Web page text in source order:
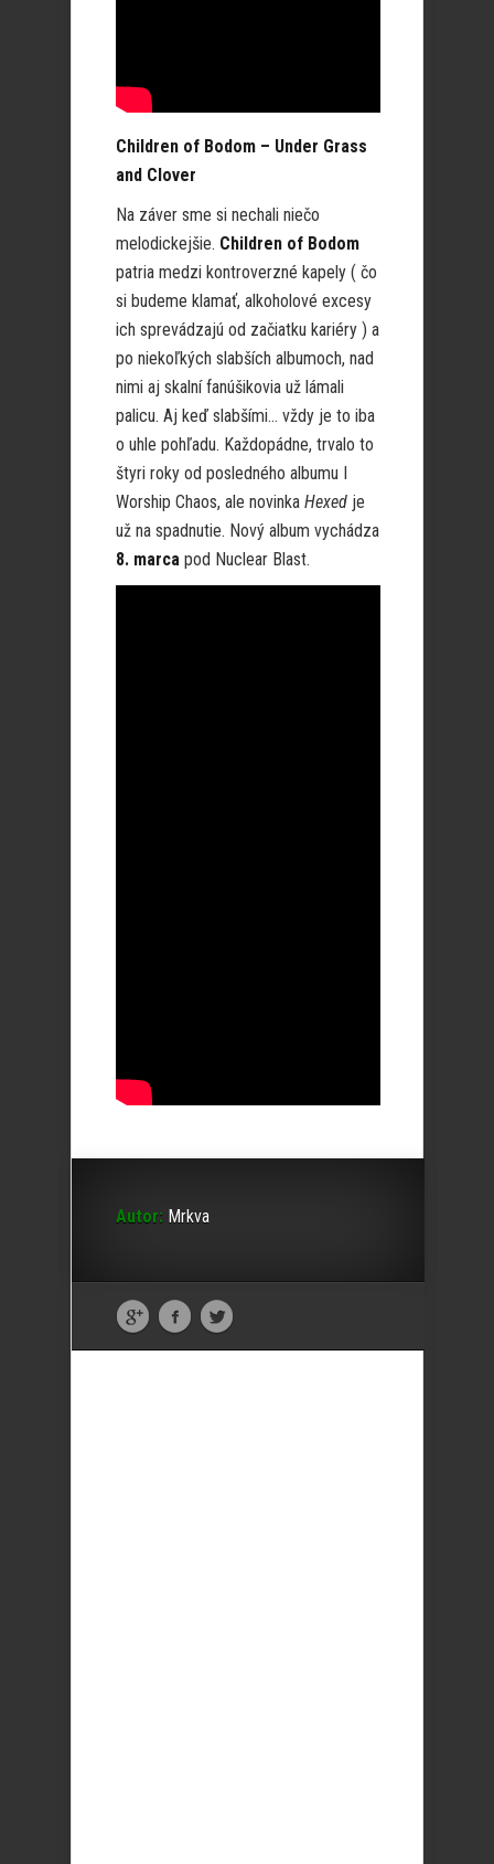
Children of Bodom – Under Grass
and Clover
Na záver sme si nechali niečo
melodickejšie. Children of Bodom
patria medzi kontroverzné kapely ( čo
si budeme klamať, alkoholové excesy
ich sprevádzajú od začiatku kariéry ) a
po niekoľkých slabších albumoch, nad
nimi aj skalní fanúšikovia už lámali
palicu. Aj keď slabšími… vždy je to iba
o uhle pohľadu. Každopádne, trvalo to
štyri roky od posledného albumu I
Worship Chaos, ale novinka Hexed je
už na spadnutie. Nový album vychádza
8. marca pod Nuclear Blast.
Autor: Mrkva